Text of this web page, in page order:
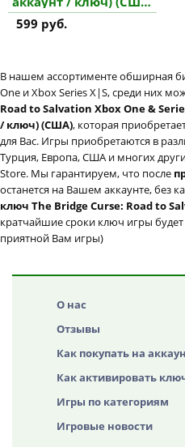
купить дополнение
599 руб.
В нашем ассортименте обширная
One и Xbox Series X|S, среди них
Road to Salvation Xbox One &
/ ключ) (США), которая
для Вас. Игры приобретаются в
Турция, Европа, США и многих
Store. Мы гарантируем, что после
останется на Вашем аккаунте, без
ключ The Bridge Curse: Road to
кратчайшие сроки ключ игры будет
приятной Вам игры)
О нас
Отзывы
Как покупать на
Как активировать
Игры по категориям
Игровые новости